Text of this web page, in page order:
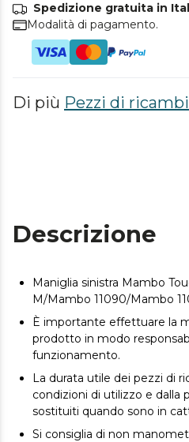
Spedizione gratuita in
Modalità di pagamento.
Di più Pezzi di
Descrizione
Maniglia sinistra Mambo
M/Mambo 11090/Mambo
È importante effettuare la
prodotto in modo
funzionamento.
La durata utile dei pezzi di
condizioni di utilizzo e dalla
sostituiti quando sono in
Si consiglia di non